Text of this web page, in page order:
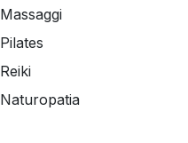
Massaggi
Pilates
Reiki
Naturopatia